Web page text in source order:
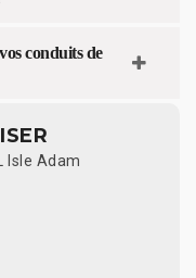
conduits de
Isle Adam